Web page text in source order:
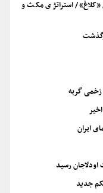
استراتژی مکث و
گربه
ایران
رسید
جدید